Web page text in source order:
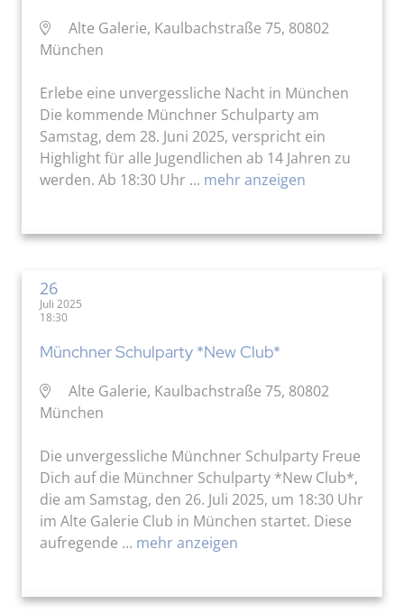
Alte Galerie, Kaulbachstraße 75, 80802
München
Erlebe eine unvergessliche Nacht in München
Die kommende Münchner Schulparty am
Samstag, dem 28. Juni 2025, verspricht ein
Highlight für alle Jugendlichen ab 14 Jahren zu
werden. Ab 18:30 Uhr ... mehr anzeigen
26
Juli 2025
18:30
Münchner Schulparty *New Club*
Alte Galerie, Kaulbachstraße 75, 80802
München
Die unvergessliche Münchner Schulparty Freue
Dich auf die Münchner Schulparty *New Club*,
die am Samstag, den 26. Juli 2025, um 18:30 Uhr
im Alte Galerie Club in München startet. Diese
aufregende ... mehr anzeigen